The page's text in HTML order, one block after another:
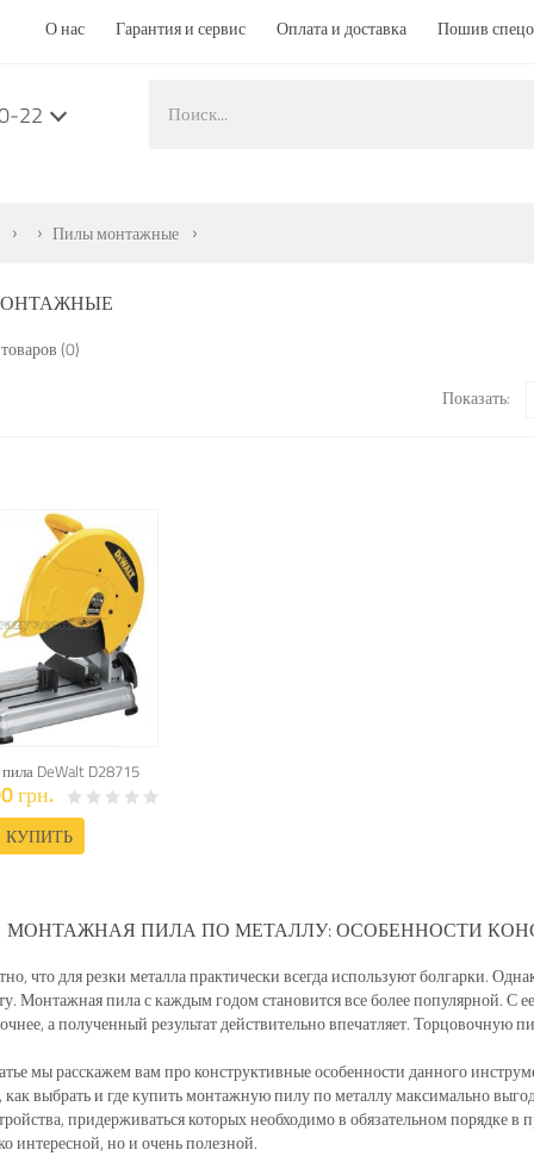
О нас Гарантия и сервис Оплата и доставка Пошив
22
Пилы монтажные
(0)
Показать:
DeWalt D28715
грн.
КУПИТЬ
МОНТАЖНАЯ ПИЛА ПО МЕТАЛЛУ: ОСОБЕННОСТИ
что для резки металла практически всегда используют болгарки.
Монтажная пила с каждым годом становится все более популярной. С
а полученный результат действительно впечатляет.
мы расскажем вам про конструктивные особенности данного
выбрать и где купить монтажную пилу по металлу максимально
придерживаться которых необходимо в обязательном порядке
интересной, но и очень полезной.